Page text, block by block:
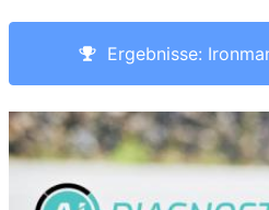
Ergebnisse: